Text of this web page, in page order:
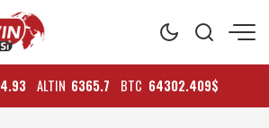
ALTIN 6365.7 BTC 64302.409$